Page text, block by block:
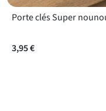
Porte clés Super
3,95 €